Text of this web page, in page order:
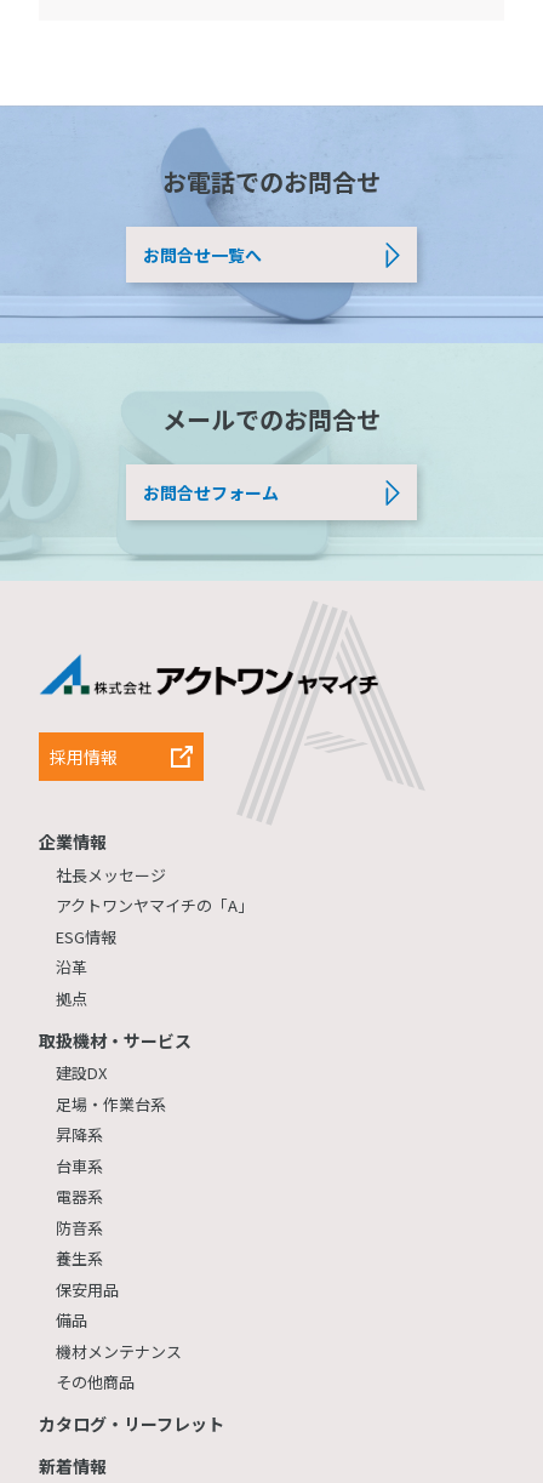
お電話でのお問合せ
お問合せ一覧へ
メールでのお問合せ
お問合せフォーム
採用情報
企業情報
社長メッセージ
アクトワンヤマイチの「A」
ESG情報
沿革
拠点
取扱機材・サービス
建設DX
足場・作業台系
昇降系
台車系
電器系
防音系
養生系
保安用品
備品
機材メンテナンス
その他商品
カタログ・リーフレット
新着情報